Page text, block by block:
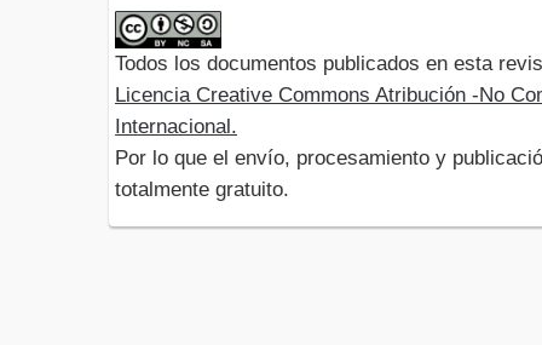
Todos los documentos publicados en esta
Licencia Creative Commons Atribución -No
Internacional.
Por lo que el envío, procesamiento y
totalmente gratuito.